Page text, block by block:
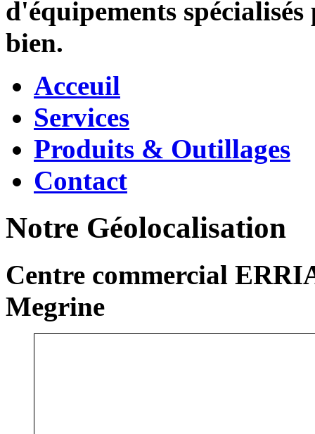
d'équipements
bien.
Acceuil
Services
Produits & Outillages
Contact
Notre Géolocalisation
Centre commercial
Megrine